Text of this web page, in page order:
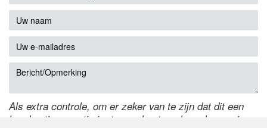
Als extra controle, om er zeker van te zijn dat dit een
handmatige reactie is, typ onderstaande code over in